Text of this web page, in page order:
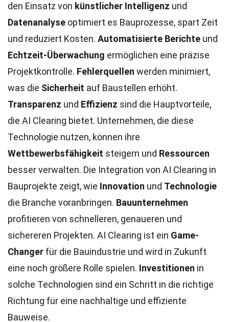
den Einsatz von künstlicher Intelligenz und
Datenanalyse optimiert es Bauprozesse, spart Zeit
und reduziert Kosten. Automatisierte Berichte und
Echtzeit-Überwachung ermöglichen eine präzise
Projektkontrolle. Fehlerquellen werden minimiert,
was die Sicherheit auf Baustellen erhöht.
Transparenz und Effizienz sind die Hauptvorteile,
die AI Clearing bietet. Unternehmen, die diese
Technologie nutzen, können ihre
Wettbewerbsfähigkeit steigern und Ressourcen
besser verwalten. Die Integration von AI Clearing in
Bauprojekte zeigt, wie Innovation und Technologie
die Branche voranbringen. Bauunternehmen
profitieren von schnelleren, genaueren und
sichereren Projekten. AI Clearing ist ein Game-
Changer für die Bauindustrie und wird in Zukunft
eine noch größere Rolle spielen. Investitionen in
solche Technologien sind ein Schritt in die richtige
Richtung für eine nachhaltige und effiziente
Bauweise.